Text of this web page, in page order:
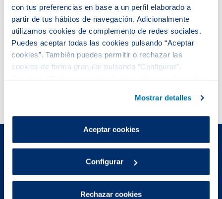
con tus preferencias en base a un perfil elaborado a
partir de tus hábitos de navegación. Adicionalmente
utilizamos cookies de complemento de redes sociales.
Puedes aceptar todas las cookies pulsando “Aceptar
cookies”. También puedes permitir o rechazar las
cookies de forma granular pulsando “Configurar”.
son indispensables para que el sitio web funcione y que
por tanto no se pueden desactivar.
Puedes consultar más información en nuestra
Mostrar detalles
Aceptar cookies
Configurar
Rechazar cookies
Aviso Legal Políticas de privacidad
Política de cookies Área de
Clientes
Mapa Web